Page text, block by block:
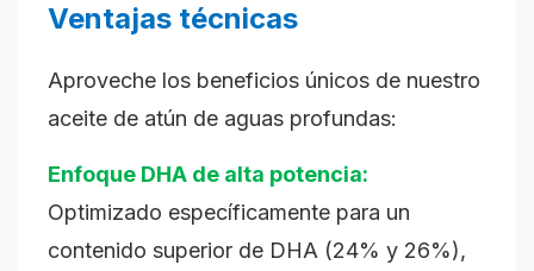
Ventajas técnicas
Aproveche los beneficios únicos de nuestro
aceite de atún de aguas profundas:
Enfoque DHA de alta potencia:
Optimizado específicamente para un
contenido superior de DHA (24% y 26%),